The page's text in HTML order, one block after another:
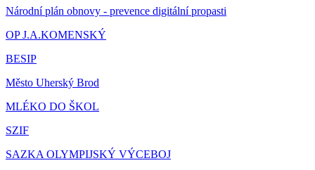
Národní plán obnovy - prevence digitální propasti
OP J.A.KOMENSKÝ
BESIP
Město Uherský Brod
MLÉKO DO ŠKOL
SZIF
SAZKA OLYMPIJSKÝ VÝCEBOJ